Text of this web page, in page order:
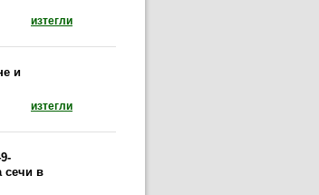
изтеглидокумент: Заповед № РД49-325/23.10.2020 г.
и
изтеглидокумент: Указания за отразяване на
сечи в